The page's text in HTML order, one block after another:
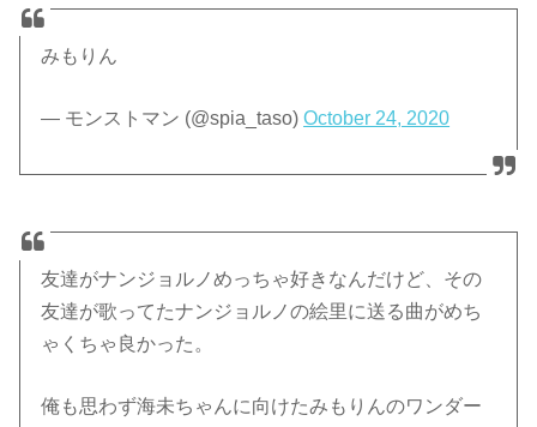
みもりん
— モンストマン (@spia_taso)October 24, 2020
友達がナンジョルノめっちゃ好きなんだけど、その
友達が歌ってたナンジョルノの絵里に送る曲がめち
ゃくちゃ良かった。
俺も思わず海未ちゃんに向けたみもりんのワンダー